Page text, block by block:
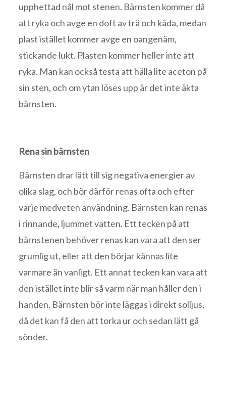
upphettad nål mot stenen. Bärnsten kommer då
att ryka och avge en doft av trä och kåda, medan
plast istället kommer avge en oangenäm,
stickande lukt. Plasten kommer heller inte att
ryka. Man kan också testa att hälla lite aceton på
sin sten, och om ytan löses upp är det inte äkta
bärnsten.
Rena sin bärnsten
Bärnsten drar lätt till sig negativa energier av
olika slag, och bör därför renas ofta och efter
varje medveten användning. Bärnsten kan renas
i rinnande, ljummet vatten. Ett tecken på att
bärnstenen behöver renas kan vara att den ser
grumlig ut, eller att den börjar kännas lite
varmare än vanligt. Ett annat tecken kan vara att
den istället inte blir så varm när man håller den i
handen. Bärnsten bör inte läggas i direkt solljus,
då det kan få den att torka ur och sedan lätt gå
sönder.